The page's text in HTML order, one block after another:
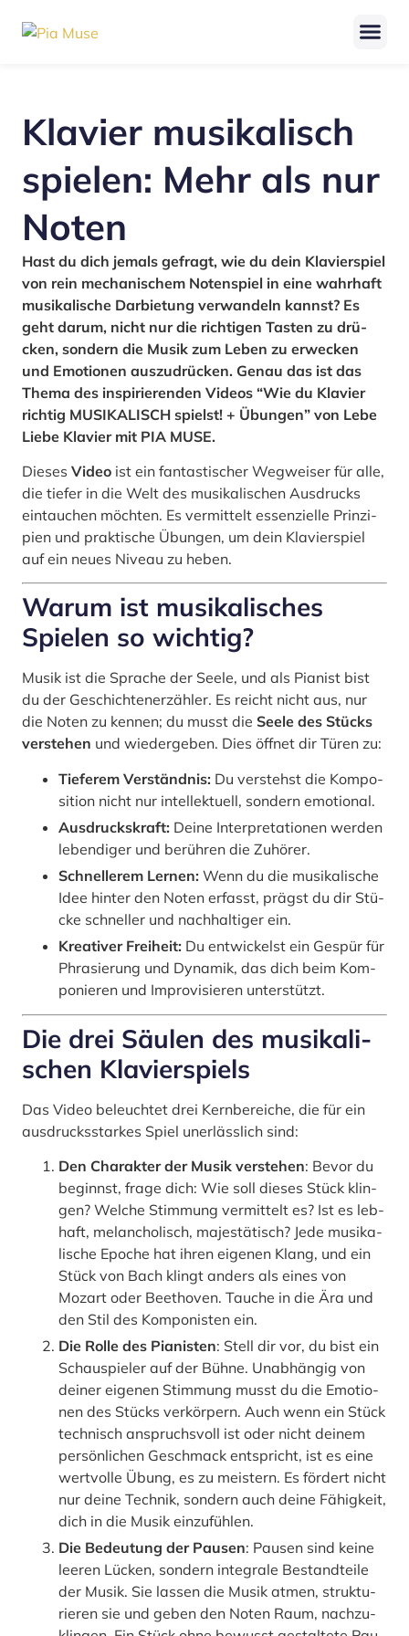
Klavier musi­ka­lisch
spielen: Mehr als nur
Noten
Hast du dich jemals gefragt, wie du dein Kla­vier­spiel
von rein mecha­ni­schem Noten­spiel in eine wahr­haft
musi­ka­li­sche Dar­bie­tung ver­wan­deln kannst? Es
geht dar­um, nicht nur die rich­ti­gen Tas­ten zu drü­
cken, son­dern die Musik zum Leben zu erwe­cken
und Emo­tio­nen aus­zu­drü­cken. Genau das ist das
The­ma des inspi­rie­ren­den Vide­os “Wie du Klavier
rich­tig MUSIKALISCH spielst! + Übun­gen” von Lebe
Lie­be Klavier mit PIA MUSE.
Die­ses Video ist ein fan­tas­ti­scher Weg­wei­ser für alle,
die tie­fer in die Welt des musi­ka­li­schen Aus­drucks
ein­tau­chen möch­ten. Es ver­mit­telt essen­zi­el­le Prin­zi­
pi­en und prak­ti­sche Übun­gen, um dein Kla­vier­spiel
auf ein neu­es Niveau zu heben.
War­um ist musi­ka­li­sches
Spielen so wich­tig?
Musik ist die Spra­che der See­le, und als Pia­nist bist
du der Geschich­ten­er­zäh­ler. Es reicht nicht aus, nur
die Noten zu ken­nen; du musst die See­le des Stücks
ver­ste­hen und wie­der­ge­ben. Dies öff­net dir Türen zu:
Tie­fe­rem Ver­ständ­nis: Du ver­stehst die Kom­po­
si­ti­on nicht nur intel­lek­tu­ell, son­dern emo­tio­nal.
Aus­drucks­kraft: Dei­ne Inter­pre­ta­tio­nen wer­den
leben­di­ger und berüh­ren die Zuhö­rer.
Schnel­le­rem Ler­nen: Wenn du die musi­ka­li­sche
Idee hin­ter den Noten erfasst, prägst du dir Stü­
cke schnel­ler und nach­hal­ti­ger ein.
Krea­ti­ver Frei­heit: Du ent­wi­ckelst ein Gespür für
Phra­sie­rung und Dyna­mik, das dich beim Kom­
po­nie­ren und Impro­vi­sie­ren unter­stützt.
Die drei Säu­len des musi­ka­li­
schen Kla­vier­spiels
Das Video beleuch­tet drei Kern­be­rei­che, die für ein
aus­drucks­star­kes Spiel uner­läss­lich sind:
Den Cha­rak­ter der Musik ver­ste­hen: Bevor du
beginnst, fra­ge dich: Wie soll die­ses Stück klin­
gen? Wel­che Stim­mung ver­mit­telt es? Ist es leb­
haft, melan­cho­lisch, majes­tä­tisch? Jede musi­ka­
li­sche Epo­che hat ihren eige­nen Klang, und ein
Stück von Bach klingt anders als eines von
Mozart oder Beet­ho­ven. Tau­che in die Ära und
den Stil des Kom­po­nis­ten ein.
Die Rol­le des Pia­nis­ten: Stell dir vor, du bist ein
Schau­spie­ler auf der Büh­ne. Unab­hän­gig von
dei­ner eige­nen Stim­mung musst du die Emo­tio­
nen des Stücks ver­kör­pern. Auch wenn ein Stück
tech­nisch anspruchs­voll ist oder nicht dei­nem
per­sön­li­chen Geschmack ent­spricht, ist es eine
wert­vol­le Übung, es zu meis­tern. Es för­dert nicht
nur dei­ne Tech­nik, son­dern auch dei­ne Fähig­keit,
dich in die Musik ein­zu­füh­len.
Die Bedeu­tung der Pau­sen: Pau­sen sind kei­ne
lee­ren Lücken, son­dern inte­gra­le Bestand­tei­le
der Musik. Sie las­sen die Musik atmen, struk­tu­
rie­ren sie und geben den Noten Raum, nach­zu­